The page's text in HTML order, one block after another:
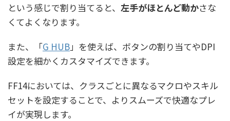
という感じで割り当てると、 左手がほとんど動かさな
くてよくなります。
また、「G HUB」を使えば、ボタンの割り当てやDPI
設定を細かくカスタマイズできます。
FF14においては、クラスごとに異なるマクロやスキル
セットを設定することで、よりスムーズで快適なプレ
イが実現します。